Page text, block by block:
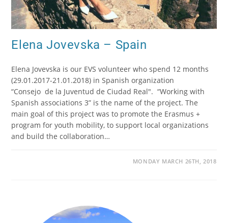
Elena Jovevska – Spain
Elena Jovevska is our EVS volunteer who spend 12 months
(29.01.2017-21.01.2018) in Spanish organization
“Consejo de la Juventud de Ciudad Real". “Working with
Spanish associations 3” is the name of the project. The
main goal of this project was to promote the Erasmus +
program for youth mobility, to support local organizations
and build the collaboration…
MONDAY MARCH 26TH, 2018